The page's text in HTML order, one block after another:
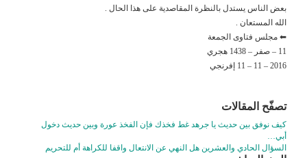
بعض الناس يستدل بالنظرة المقاصدية على هذا الحال .
الله المستعان .
⬅ مجلس فتاوى الجمعة
11 – صفر – 1438 هجري
2016 – 11 – 11 إفرنجي
تصفّح المقالات
كيف نوفق بين حديث يا جرهد غط فخذك فإن الفخذ عورة وبين حديث دخول
أبي…
السؤال الحادي والعشرين هل النهي عن الانتعال واقفا للكراهة أم للتحريم